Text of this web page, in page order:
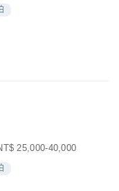
25,000-40,000